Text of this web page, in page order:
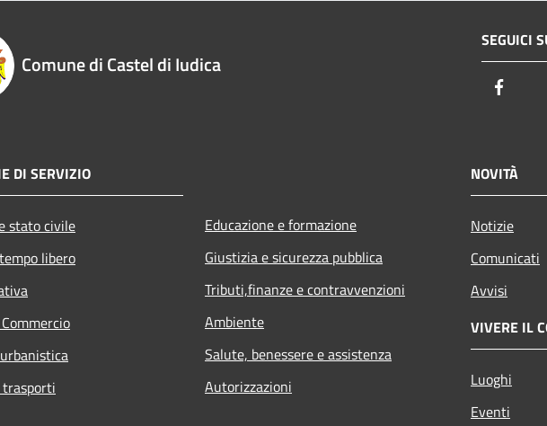
Comune di Castel di Iudica
SEGUICI
DI SERVIZIO
stato civile
libero
Educazione e formazione
Giustizia e sicurezza pubblica
Tributi,finanze e contravvenzioni
Ambiente
Salute, benessere e assistenza
Autorizzazioni
NOVITÀ
Notizie
Comunicati
Avvisi
VIVERE IL
Luoghi
Eventi